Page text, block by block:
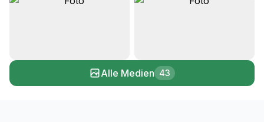
+38
Alle Medien 43